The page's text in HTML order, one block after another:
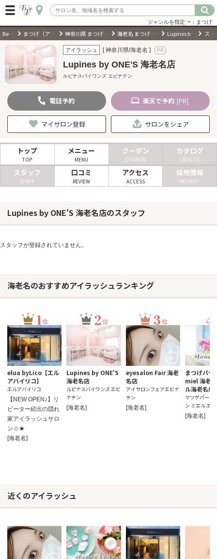
ログイン
会員登録（無料）
キーワード検索
ジャンルを選択
キーワードで検索
現在地から探す
ヘアサロン
まつげサロン
エステサロン
リラクゼーションサロン
美容クリニック
ヘアカタログ
ネイルカタログ
メンズカタログ
ジャンルを指定 ：まつげ
BeautyPark まつげ（アイラッシュ）サロン 神奈川県 まつげ（アイラッシュ）サロン 海老名 まつげ（アイラッシュ）サロン Lupines by ONE'S 海老名店 スタッフ
アイラッシュ [ 神奈川県/海老名 ]
Lupines by ONE'S 海老名店
ルピナスバイワンズ エビナテン
電話予約 楽天で予約 [PR]
マイサロン登録 サロンをシェア
トップ
TOP
メニュー
MENU
クーポン
COUPON
カタログ
CATALOG
スタッフ
STAFF
口コミ
REVIEW
アクセス
ACCESS
採用情報
RECRUIT
Lupines by ONE'S 海老名店のスタッフ
スタッフが登録されていません。
海老名のおすすめアイラッシュランキング
1位
elua byLico【エル
アバイリコ】
エルアバイリコ
【NEW OPEN♪】リ
ピーター続出の隠れ
家アイラッシュサロ
ン☆★
[海老名]
2 位
Lupines by ONE'S
海老名店
ルピナスバイワンズ エビ
ナテン
[海老名]
3 位
eyesalon Fair 海老
名店
アイサロンフェアエビナ
テン
[海老名]
4
まつげパー
miel 海老
ル海老名店]
マツゲパーマ
ン ミエル エ
[海老名]
近くのアイラッシュ